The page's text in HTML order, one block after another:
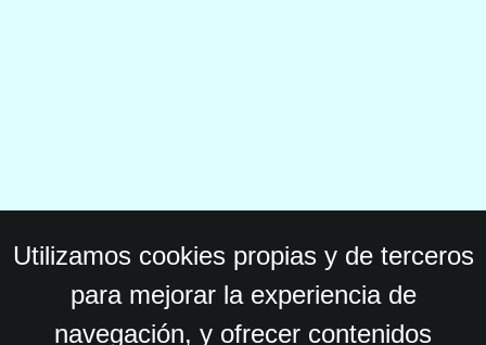
Utilizamos cookies propias y de terceros
para mejorar la experiencia de
navegación, y ofrecer contenidos